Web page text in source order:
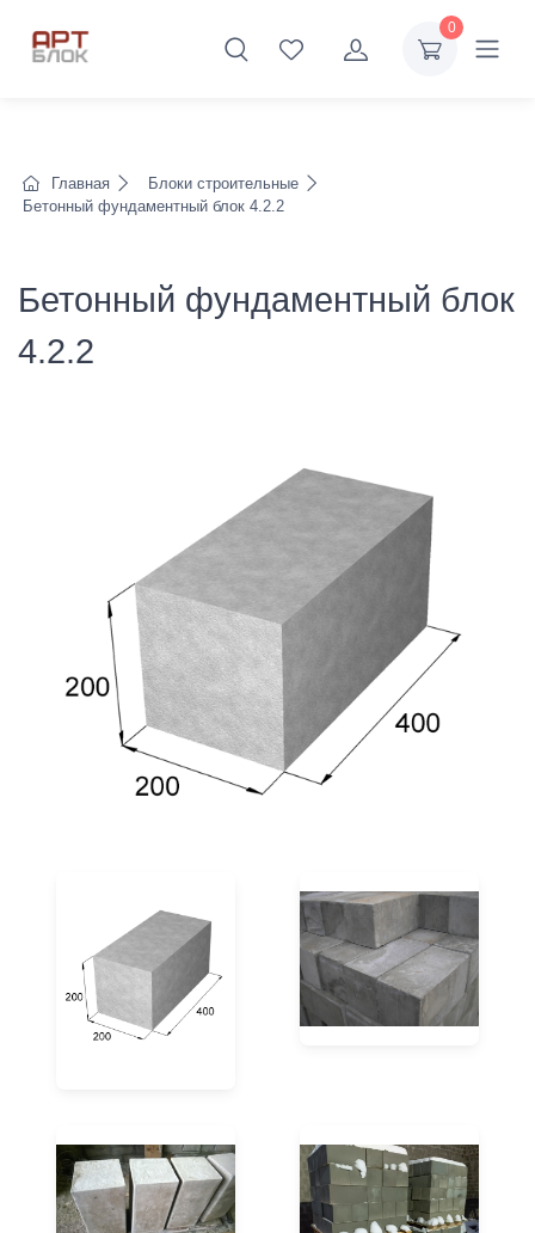
0
Главная
Блоки строительные
Бетонный фундаментный блок 4.2.2
Бетонный фундаментный блок
4.2.2